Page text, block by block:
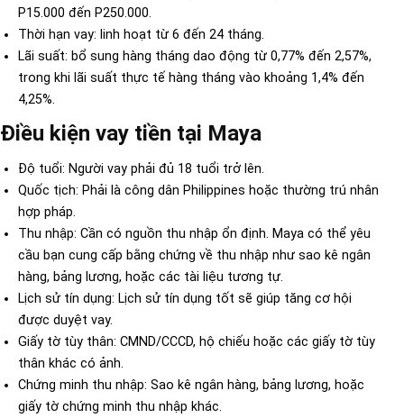
P15.000 đến P250.000.
Thời hạn vay: linh hoạt từ 6 đến 24 tháng.
Lãi suất: bổ sung hàng tháng dao động từ 0,77% đến 2,57%,
trong khi lãi suất thực tế hàng tháng vào khoảng 1,4% đến
4,25%.
Điều kiện vay tiền tại Maya
Độ tuổi: Người vay phải đủ 18 tuổi trở lên.
Quốc tịch: Phải là công dân Philippines hoặc thường trú nhân
hợp pháp.
Thu nhập: Cần có nguồn thu nhập ổn định. Maya có thể yêu
cầu bạn cung cấp bằng chứng về thu nhập như sao kê ngân
hàng, bảng lương, hoặc các tài liệu tương tự.
Lịch sử tín dụng: Lịch sử tín dụng tốt sẽ giúp tăng cơ hội
được duyệt vay.
Giấy tờ tùy thân: CMND/CCCD, hộ chiếu hoặc các giấy tờ tùy
thân khác có ảnh.
Chứng minh thu nhập: Sao kê ngân hàng, bảng lương, hoặc
giấy tờ chứng minh thu nhập khác.